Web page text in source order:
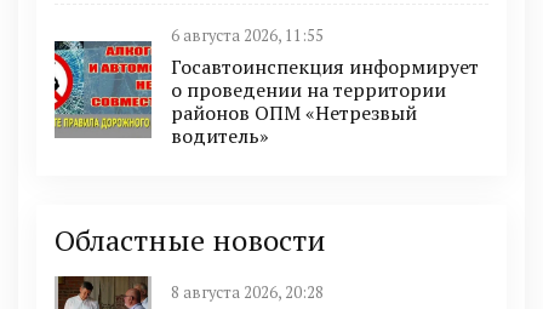
6 августа 2026, 11:55
Госавтоинспекция информирует
о проведении на территории
районов ОПМ «Нетрезвый
водитель»
Областные новости
8 августа 2026, 20:28